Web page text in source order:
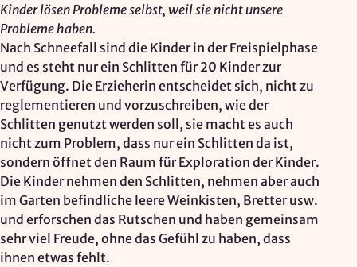
Kinder lösen Probleme selbst, weil sie nicht unsere
Probleme haben.
Nach Schneefall sind die Kinder in der Freispielphase
und es steht nur ein Schlitten für 20 Kinder zur
Verfügung. Die Erzieherin entscheidet sich, nicht zu
reglementieren und vorzuschreiben, wie der
Schlitten genutzt werden soll, sie macht es auch
nicht zum Problem, dass nur ein Schlitten da ist,
sondern öffnet den Raum für Exploration der Kinder.
Die Kinder nehmen den Schlitten, nehmen aber auch
im Garten befindliche leere Weinkisten, Bretter usw.
und erforschen das Rutschen und haben gemeinsam
sehr viel Freude, ohne das Gefühl zu haben, dass
ihnen etwas fehlt.